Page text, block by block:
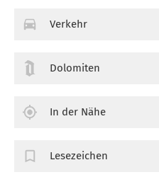
Verkehr
Dolomiten
In der Nähe
Lesezeichen